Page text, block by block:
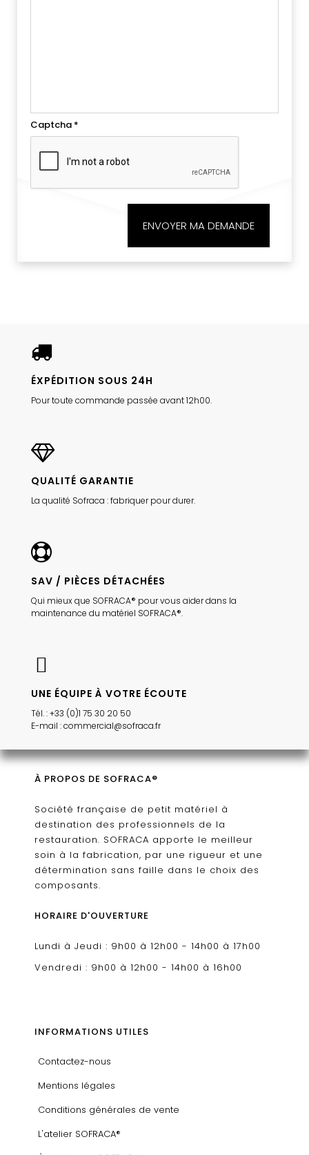
Captcha *
ENVOYER MA DEMANDE
ÉXPÉDITION SOUS 24H
Pour toute commande passée avant 12h00.
QUALITÉ GARANTIE
La qualité Sofraca : fabriquer pour durer.
SAV / PIÈCES DÉTACHÉES
Qui mieux que SOFRACA® pour vous aider dans la
maintenance du matériel SOFRACA®.
UNE ÉQUIPE À VOTRE ÉCOUTE
Tél. : +33 (0)1 75 30 20 50
E-mail : commercial@sofraca.fr
À PROPOS DE SOFRACA®
Société française de petit matériel à
destination des professionnels de la
restauration. SOFRACA apporte le meilleur
soin à la fabrication, par une rigueur et une
détermination sans faille dans le choix des
composants.
HORAIRE D'OUVERTURE
Lundi à Jeudi : 9h00 à 12h00 - 14h00 à 17h00
Vendredi : 9h00 à 12h00 - 14h00 à 16h00
INFORMATIONS UTILES
Contactez-nous
Mentions légales
Conditions générales de vente
L'atelier SOFRACA®